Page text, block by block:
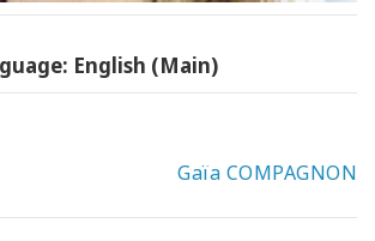
English (Main)
Gaïa COMPAGNON